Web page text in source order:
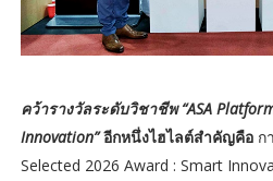
คว้ารางวัลระดับวิชาชีพ “ASA
Innovation”อีกหนึ่งไฮไลต์สำคัญคือก
Selected 2026 Award : Smart